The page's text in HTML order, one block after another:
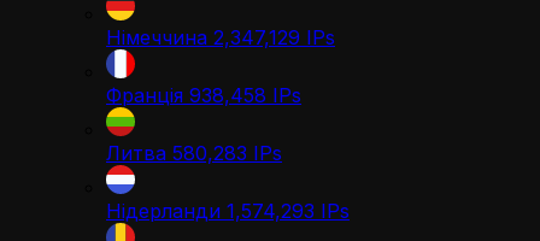
Німеччина 2,347,129 IPs
Франція 938,458 IPs
Литва 580,283 IPs
Нідерланди 1,574,293 IPs